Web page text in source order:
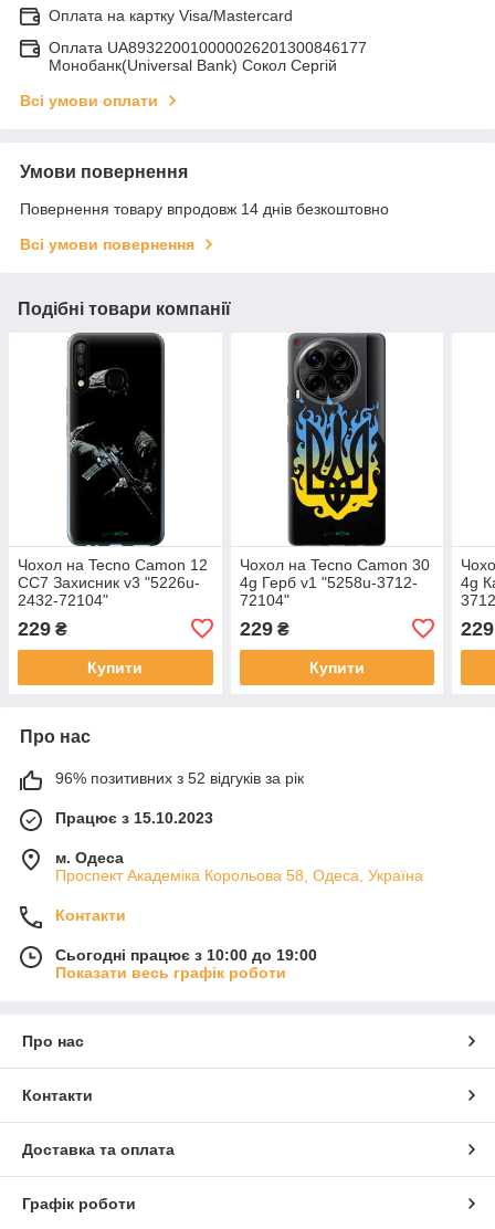
Оплата на картку Visa/Mastercard
Оплата UA893220010000026201300846177
Монобанк(Universal Bank) Сокол Сергій
Всі умови оплати
Умови повернення
Повернення товару впродовж 14 днів безкоштовно
Всі умови повернення
Подібні товари компанії
Чохол на Tecno Camon 12
CC7 Захисник v3 "5226u-
2432-72104"
229 ₴
Купити
Чохол на Tecno Camon 30
4g Герб v1 "5258u-3712-
72104"
229₴
Купити
4g
229
Про нас
96% позитивних з 52 відгуків за рік
Працює з 15.10.2023
м. Одеса
Проспект Академіка Корольова 58, Одеса, Україна
Контакти
Сьогодні працює з 10:00 до 19:00
Показати весь графік роботи
Про нас
Контакти
Доставка та оплата
Графік роботи